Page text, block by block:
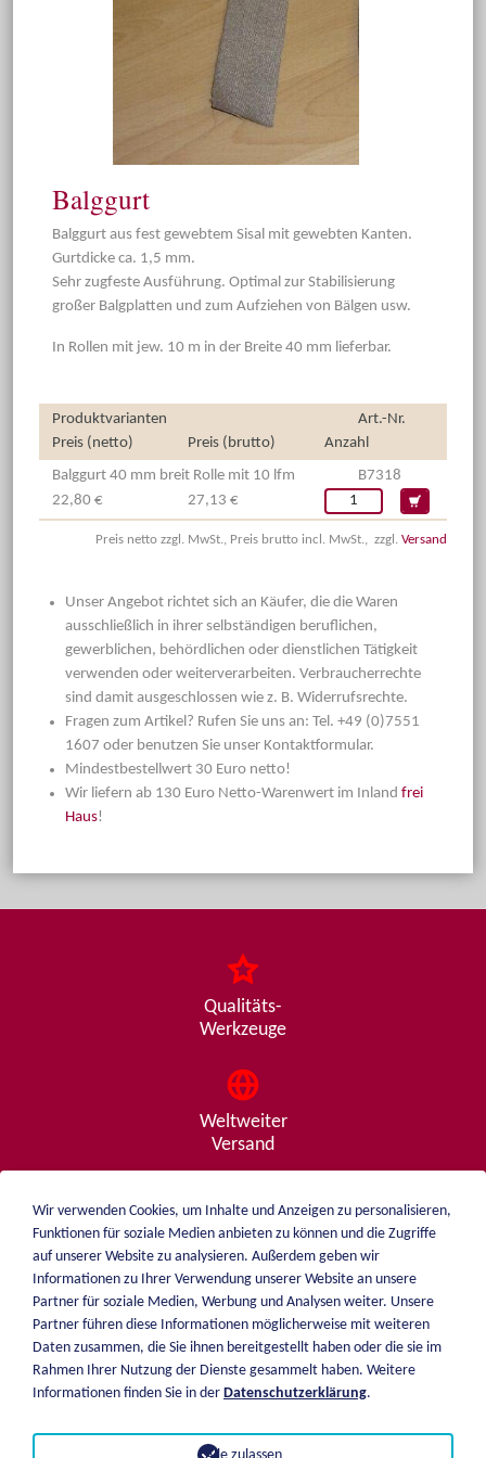
Balggurt
Balggurt aus fest gewebtem Sisal mit gewebten Kanten.
Gurtdicke ca. 1,5 mm.
Sehr zugfeste Ausführung. Optimal zur Stabilisierung
großer Balgplatten und zum Aufziehen von Bälgen usw.
In Rollen mit jew. 10 m in der Breite 40 mm lieferbar.
Produktvarianten
Art.-Nr.
Preis (netto)
Preis (brutto)
Anzahl
Balggurt 40 mm breit Rolle mit 10 lfm
B7318
22,80 €
27,13 €
Preis netto zzgl. MwSt., Preis brutto incl. MwSt., zzgl. Versand
Unser Angebot richtet sich an Käufer, die die Waren
ausschließlich in ihrer selbständigen beruflichen,
gewerblichen, behördlichen oder dienstlichen Tätigkeit
verwenden oder weiterverarbeiten. Verbraucherrechte
sind damit ausgeschlossen wie z. B. Widerrufsrechte.
Fragen zum Artikel? Rufen Sie uns an: Tel. +49 (0)7551
1607 oder benutzen Sie unser Kontaktformular.
Mindestbestellwert 30 Euro netto!
Wir liefern ab 130 Euro Netto-Warenwert im Inland frei
Haus!
Qualitäts-
Werkzeuge
Weltweiter
Versand
Beratung
von A - Z
weiblen.
+49 (0)7551 1607
Über mich
Katalog
Wir verwenden Cookies, um Inhalte und Anzeigen zu personalisieren,
Funktionen für soziale Medien anbieten zu können und die Zugriffe
auf unserer Website zu analysieren. Außerdem geben wir
Informationen zu Ihrer Verwendung unserer Website an unsere
Partner für soziale Medien, Werbung und Analysen weiter. Unsere
Partner führen diese Informationen möglicherweise mit weiteren
Daten zusammen, die Sie ihnen bereitgestellt haben oder die sie im
Rahmen Ihrer Nutzung der Dienste gesammelt haben. Weitere
Informationen finden Sie in der Datenschutzerklärung.